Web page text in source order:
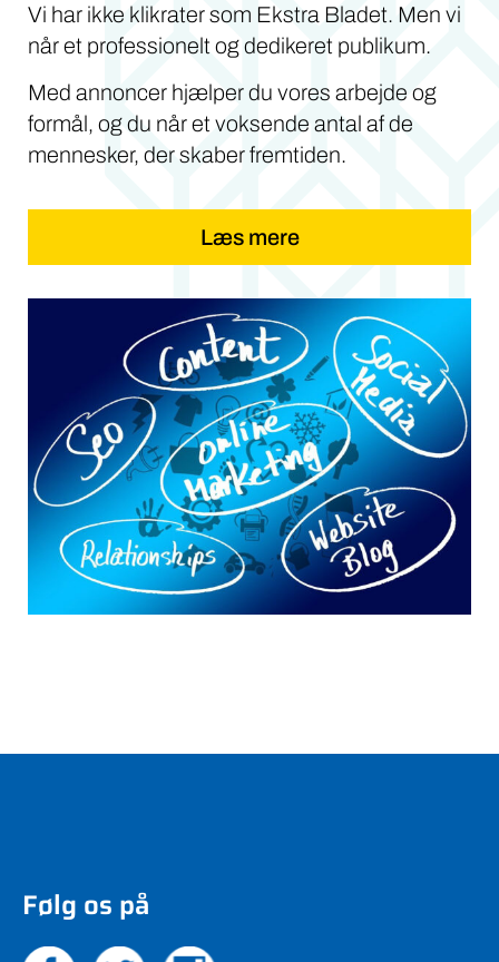
Vi har ikke klikrater som Ekstra Bladet. Men vi
når et professionelt og dedikeret publikum.
Med annoncer hjælper du vores arbejde og
formål, og du når et voksende antal af de
mennesker, der skaber fremtiden.
Læs mere
Følg os på